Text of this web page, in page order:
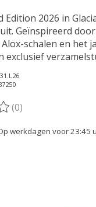
Edition 2026 in
Geïnspireerd
schalen en het
exclusief
van dit product is
(0)
werkdagen voor 23:45